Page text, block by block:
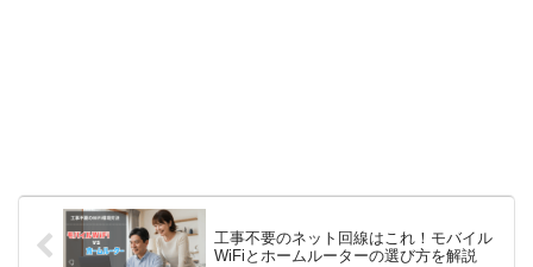
工事不要のネット回線はこれ！モバイル
WiFiとホームルーターの選び方を解説